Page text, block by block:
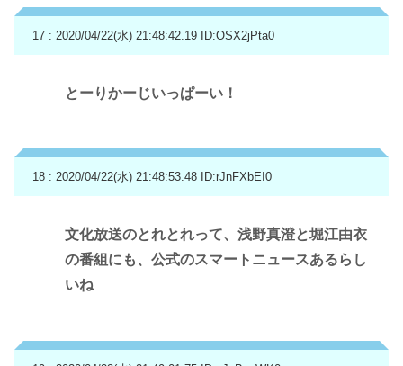
17 : 2020/04/22(水) 21:48:42.19 ID:OSX2jPta0
とーりかーじいっぱーい！
18 : 2020/04/22(水) 21:48:53.48 ID:rJnFXbEI0
文化放送のとれとれって、浅野真澄と堀江由衣
の番組にも、公式のスマートニュースあるらし
いね